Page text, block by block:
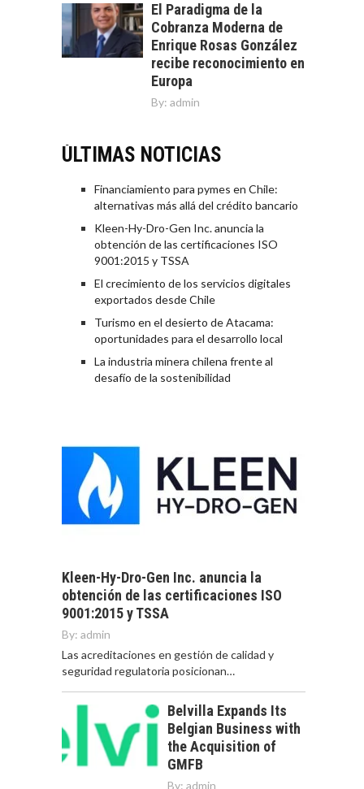
El Paradigma de la
Cobranza Moderna de
Enrique Rosas González
recibe reconocimiento en
Europa
By: admin
ÚLTIMAS NOTICIAS
Financiamiento para pymes en Chile:
alternativas más allá del crédito bancario
Kleen-Hy-Dro-Gen Inc. anuncia la
obtención de las certificaciones ISO
9001:2015 y TSSA
El crecimiento de los servicios digitales
exportados desde Chile
Turismo en el desierto de Atacama:
oportunidades para el desarrollo local
La industria minera chilena frente al
desafío de la sostenibilidad
Kleen-Hy-Dro-Gen Inc. anuncia la
obtención de las certificaciones ISO
9001:2015 y TSSA
By: admin
Las acreditaciones en gestión de calidad y
seguridad regulatoria posicionan…
Belvilla Expands Its
Belgian Business with
the Acquisition of
GMFB
By: admin